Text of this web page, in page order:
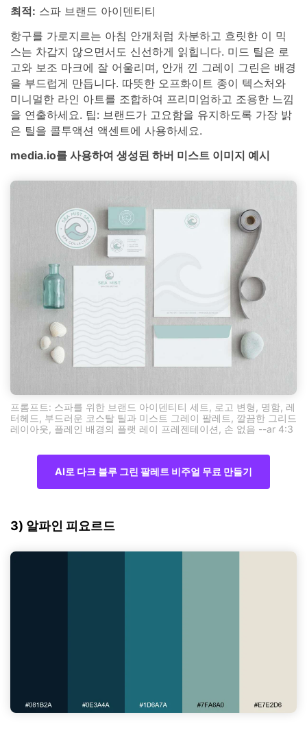
최적: 스파 브랜드 아이덴티티
항구를 가로지르는 아침 안개처럼 차분하고 흐릿한 이 믹
스는 차갑지 않으면서도 신선하게 읽힙니다. 미드 틸은 로
고와 보조 마크에 잘 어울리며, 안개 낀 그레이 그린은 배경
을 부드럽게 만듭니다. 따뜻한 오프화이트 종이 텍스처와
미니멀한 라인 아트를 조합하여 프리미엄하고 조용한 느낌
을 연출하세요. 팁: 브랜드가 고요함을 유지하도록 가장 밝
은 틸을 콜투액션 액센트에 사용하세요.
media.io를 사용하여 생성된 하버 미스트 이미지 예시
프롬프트: 스파를 위한 브랜드 아이덴티티 세트, 로고 변형, 명함, 레
터헤드, 부드러운 코스탈 틸과 미스트 그레이 팔레트, 깔끔한 그리드
레이아웃, 플레인 배경의 플랫 레이 프레젠테이션, 손 없음 --ar 4:3
AI로 다크 블루 그린 팔레트 비주얼 무료 만들기
3) 알파인 피요르드